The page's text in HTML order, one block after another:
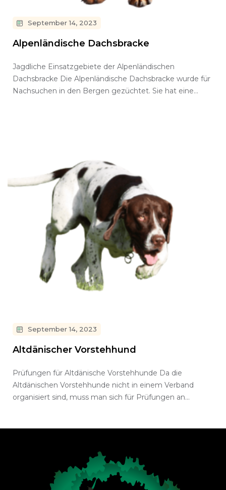
September 14, 2023
Alpenländische Dachsbracke
Jagdliche Einsatzgebiete der Alpenländischen
Dachsbracke Die Alpenländische Dachsbracke wurde für
Nachsuchen in den Bergen gezüchtet. Sie hat eine
September 14, 2023
Altdänischer Vorstehhund
Prüfungen für Altdänische Vorstehhunde Da die
Altdänischen Vorstehhunde nicht in einem Verband
organisiert sind, muss man sich für Prüfungen an…